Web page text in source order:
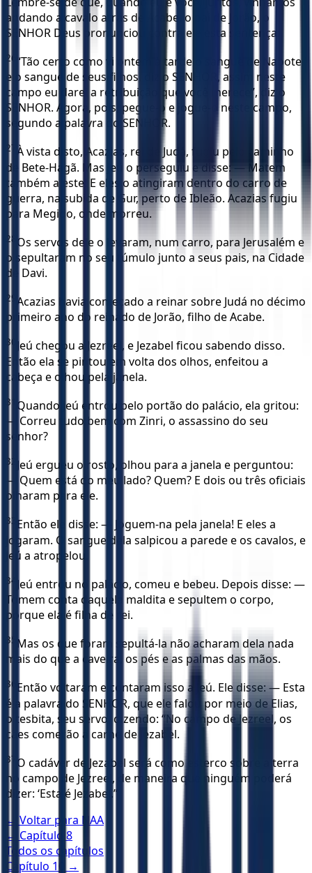
andando a cavalo atrás de Acabe, o pai de Jorão, o
SENHOR Deus pronunciou contra ele esta sentença:
26 “Tão certo como vi ontem à tarde o sangue de Nabote
e o sangue de seus filhos, diz o SENHOR, assim neste
campo eu darei a retribuição que você merece”, diz o
SENHOR. Agora, pois, pegue-o e jogue-o neste campo,
segundo a palavra do SENHOR.
27 À vista disto, Acazias, rei de Judá, fugiu pelo caminho
de Bete-Hagã. Mas Jeú o perseguiu e disse: — Matem
também a este! E eles o atingiram dentro do carro de
guerra, na subida de Gur, perto de Ibleão. Acazias fugiu
para Megido, onde morreu.
28 Os servos dele o levaram, num carro, para Jerusalém e
o sepultaram no seu túmulo junto a seus pais, na Cidade
de Davi.
29 Acazias havia começado a reinar sobre Judá no décimo
primeiro ano do reinado de Jorão, filho de Acabe.
30 Jeú chegou a Jezreel, e Jezabel ficou sabendo disso.
Então ela se pintou em volta dos olhos, enfeitou a
cabeça e olhou pela janela.
31
Quando Jeú entrou pelo portão do palácio, ela gritou:
— Correu tudo bem com Zinri, o assassino do seu
senhor?
32 Jeú ergueu o rosto, olhou para a janela e perguntou:
— Quem está do meu lado? Quem? E dois ou três oficiais
olharam para ele.
33 Então ele disse: — Joguem-na pela janela! E eles a
jogaram. O sangue dela salpicou a parede e os cavalos, e
Jeú a atropelou.
34 Jeú entrou no palácio, comeu e bebeu. Depois disse: —
Tomem conta daquela maldita e sepultem o corpo,
porque ela é filha de rei.
35 Mas os que foram sepultá-la não acharam dela nada
mais do que a caveira, os pés e as palmas das mãos.
36 Então voltaram e contaram isso a Jeú. Ele disse: — Esta
é a palavra do SENHOR, que ele falou por meio de Elias,
o tesbita, seu servo, dizendo: “No campo de Jezreel, os
cães comerão a carne de Jezabel.
37 O cadáver de Jezabel será como esterco sobre a terra
no campo de Jezreel, de maneira que ninguém poderá
dizer: ‘Esta é Jezabel.’”
← Voltar para NAA
← Capítulo 8
Todos os capítulos
Capítulo 10
→